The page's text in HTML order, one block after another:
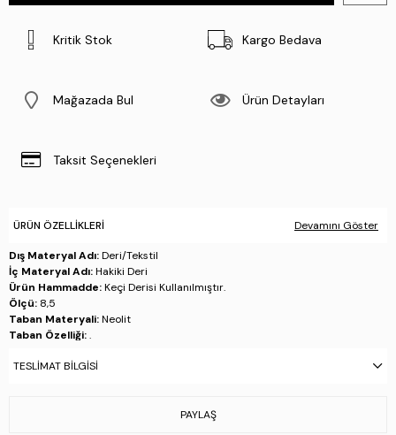
Kritik Stok Kargo Bedava
Mağazada Bul Ürün Detayları
Taksit Seçenekleri
ÜRÜN ÖZELLIKLERI Devamını Göster
Dış Materyal Adı:Deri/Tekstil
İç Materyal Adı:Hakiki Deri
Ürün Hammadde:Keçi Derisi Kullanılmıştır.
Ölçü: 8,5
Taban Materyali:Neolit
Taban Özelliği:.
Üretim Yeri:Türkiye
TESLIMAT BILGISI
PAYLAŞ